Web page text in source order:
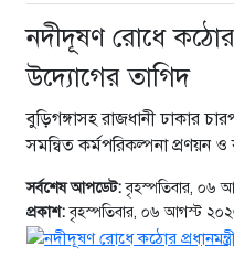
নদীদূষণ রোধে কঠোর
উদ্যোগের তাগিদ
বুড়িগঙ্গাসহ রাজধানী ঢাকার
সমন্বিত কর্মপরিকল্পনা প্রণয়ন ও
সর্বশেষ আপডেট:বৃহস্পতিবার, ০৬
প্রকাশ:বৃহস্পতিবার, ০৬ আগস্ট